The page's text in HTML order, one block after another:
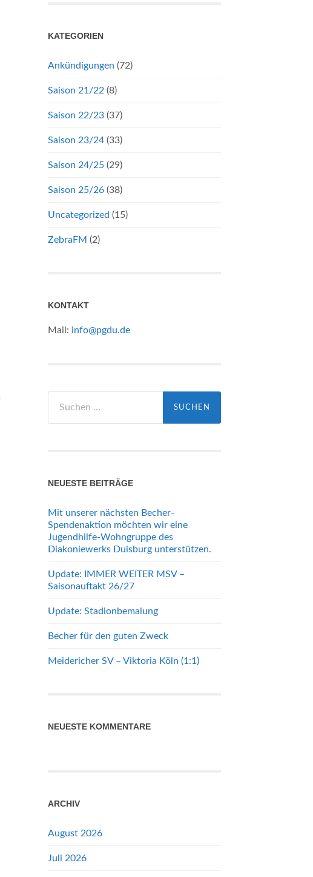
KATEGORIEN
Ankündigungen (72)
Saison 21/22 (8)
Saison 22/23 (37)
Saison 23/24 (33)
Saison 24/25 (29)
Saison 25/26 (38)
Uncategorized (15)
ZebraFM (2)
KONTAKT
Mail: info@pgdu.de
nach:
NEUESTE BEITRÄGE
Mit unserer nächsten Becher-
Spendenaktion möchten wir eine
Jugendhilfe-Wohngruppe des
Diakoniewerks Duisburg unterstützen.
Update: IMMER WEITER MSV –
Saisonauftakt 26/27
Update: Stadionbemalung
Becher für den guten Zweck
Meidericher SV – Viktoria Köln (1:1)
NEUESTE KOMMENTARE
ARCHIV
August 2026
Juli 2026